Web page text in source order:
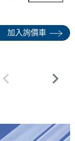
加入詢價車